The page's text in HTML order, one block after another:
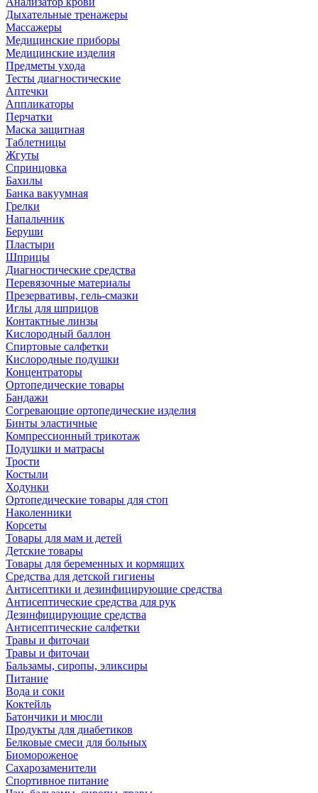
Дыхательные тренажеры
Массажеры
Медицинские приборы
Медицинские изделия
Предметы ухода
Тесты диагностические
Аптечки
Аппликаторы
Перчатки
Маска защитная
Таблетницы
Жгуты
Спринцовка
Бахилы
Банка вакуумная
Грелки
Напальчник
Беруши
Пластыри
Шприцы
Диагностические средства
Перевязочные материалы
Презервативы, гель-смазки
Иглы для шприцов
Контактные линзы
Кислородный баллон
Спиртовые салфетки
Кислородные подушки
Концентраторы
Ортопедические товары
Бандажи
Согревающие ортопедические изделия
Бинты эластичные
Компрессионный трикотаж
Подушки и матрасы
Трости
Костыли
Ходунки
Ортопедические товары для стоп
Наколенники
Корсеты
Товары для мам и детей
Детские товары
Товары для беременных и кормящих
Средства для детской гигиены
Антисептики и дезинфицирующие средства
Антисептические средства для рук
Дезинфицирующие средства
Антисептические салфетки
Травы и фиточаи
Травы и фиточаи
Бальзамы, сиропы, эликсиры
Питание
Вода и соки
Коктейль
Батончики и мюсли
Продукты для диабетиков
Белковые смеси для больных
Биомороженое
Сахарозаменители
Спортивное питание